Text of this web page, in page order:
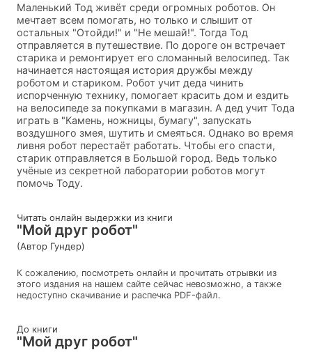
Маленький Тод живёт среди огромных роботов. Он
мечтает всем помогать, но только и слышит от
остальных "Отойди!" и "Не мешай!". Тогда Тод
отправляется в путешествие. По дороге он встречает
старика и ремонтирует его сломанный велосипед. Так
начинается настоящая история дружбы между
роботом и стариком. Робот учит деда чинить
испорченную технику, помогает красить дом и ездить
на велосипеде за покупками в магазин. А дед учит Тода
играть в "Камень, ножницы, бумагу", запускать
воздушного змея, шутить и смеяться. Однако во время
ливня робот перестаёт работать. Чтобы его спасти,
старик отправляется в Большой город. Ведь только
учёные из секретной лаборатории роботов могут
помочь Тоду.
Читать онлайн выдержки из книги
"Мой друг робот"
(Автор Гундер)
К сожалению, посмотреть онлайн и прочитать отрывки из
этого издания на нашем сайте сейчас невозможно, а также
недоступно скачивание и распечка PDF-файл.
До книги
"Мой друг робот"